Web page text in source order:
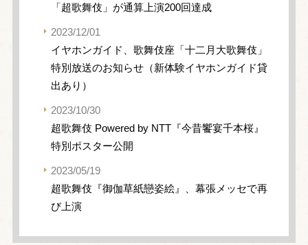
「超歌舞伎」が通算上演200回達成
2023/12/01
イヤホンガイド、歌舞伎座「十二月大歌舞伎」
特別放送のお知らせ（新体験イヤホンガイド貸
出あり）
2023/10/30
超歌舞伎 Powered by NTT『今昔饗宴千本桜』
特別ポスター公開
2023/05/19
超歌舞伎『御伽草紙戀姿絵』、幕張メッセで再
び上演